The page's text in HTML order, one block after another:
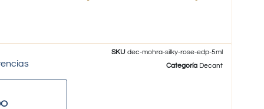
SKUdec-mohra-silky-rose-edp-5ml
Categoría Decant